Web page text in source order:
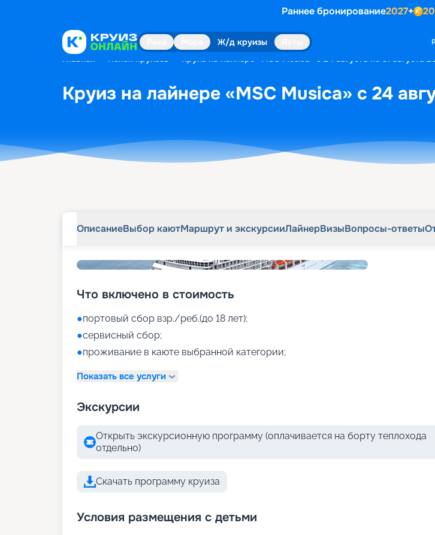
Раннее бронирование2027+
Ж/д круизы
Главная Поиск круизов Круиз на лайнере «MSC Musica» с 24 августа по 31 августа
Круиз на лайнере «MSC Musica» с 24
ОписаниеВыбор каютМаршрут и экскурсииЛайнерВизыВопросы-ответы
Что включено в стоимость
●портовый сбор взр./реб.(до 18 лет);
●сервисный сбор;
●проживание в каюте выбранной категории;
Показать все услуги
Экскурсии
Открыть экскурсионную программу (оплачивается на борту теплохода
отдельно)
Скачать программу круиза
Условия размещения с детьми